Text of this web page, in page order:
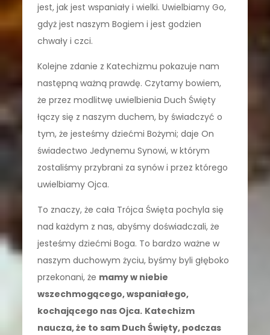
jest, jak jest wspaniały i wielki. Uwielbiamy Go,
gdyż jest naszym Bogiem i jest godzien
chwały i czci.
Kolejne zdanie z Katechizmu pokazuje nam
następną ważną prawdę. Czytamy bowiem,
że przez modlitwę uwielbienia Duch Święty
łączy się z naszym duchem, by świadczyć o
tym, że jesteśmy dziećmi Bożymi; daje On
świadectwo Jedynemu Synowi, w którym
zostaliśmy przybrani za synów i przez którego
uwielbiamy Ojca.
To znaczy, że cała Trójca Święta pochyla się
nad każdym z nas, abyśmy doświadczali, że
jesteśmy dziećmi Boga. To bardzo ważne w
naszym duchowym życiu, byśmy byli głęboko
przekonani, że mamy w niebie
wszechmogącego, wspaniałego,
kochającego nas Ojca. Katechizm
naucza, że to sam Duch Święty, podczas